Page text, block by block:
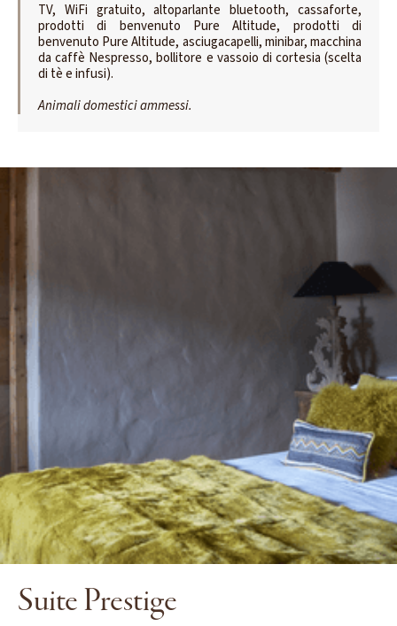
TV, WiFi gratuito, altoparlante bluetooth, cassaforte,
prodotti di benvenuto Pure Altitude, prodotti di
benvenuto Pure Altitude, asciugacapelli, minibar, macchina
da caffè Nespresso, bollitore e vassoio di cortesia (scelta
di tè e infusi).
Animali domestici ammessi.
Suite Prestige